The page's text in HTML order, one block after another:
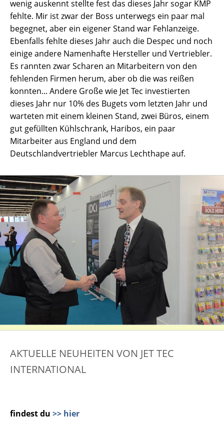
wenig auskennt stellte fest das dieses Jahr sogar KMP
fehlte. Mir ist zwar der Boss unterwegs ein paar mal
begegnet, aber ein eigener Stand war Fehlanzeige.
Ebenfalls fehlte dieses Jahr auch die Despec und noch
einige andere Namenhafte Hersteller und Vertriebler.
Es rannten zwar Scharen an Mitarbeitern von den
fehlenden Firmen herum, aber ob die was reißen
konnten... Andere Große wie Jet Tec investierten
dieses Jahr nur 10% des Bugets vom letzten Jahr und
warteten mit einem kleinen Stand, zwei Büros, einem
gut gefüllten Kühlschrank, Haribos, ein paar
Mitarbeiter aus England und dem
Deutschlandvertriebler Marcus Lechthape auf.
AKTUELLE NEUHEITEN VON JET TEC
INTERNATIONAL
findest du >> hier